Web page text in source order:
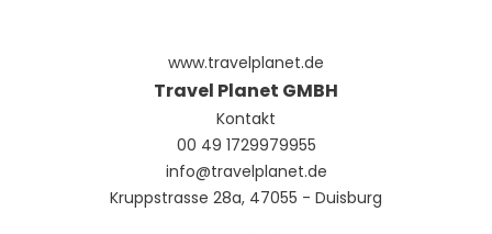
www.travelplanet.de
Travel Planet GMBH
Kontakt
00 49 1729979955
info@travelplanet.de
Kruppstrasse 28a, 47055 - Duisburg